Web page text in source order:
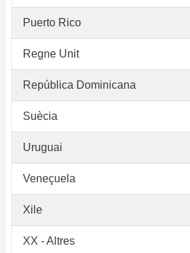
Puerto Rico
Regne Unit
República Dominicana
Suècia
Uruguai
Veneçuela
Xile
XX - Altres